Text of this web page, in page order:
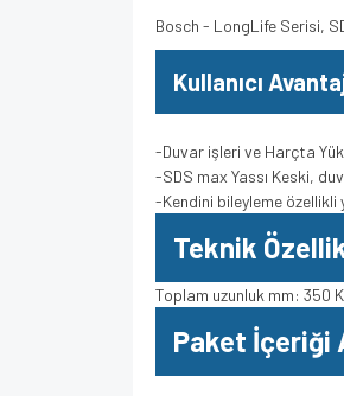
Bosch - LongLife Serisi,
Kullanıcı
-Duvar işleri ve Harçta
-SDS max Yassı Keski,
-Kendini bileyleme özellikli
Teknik
Toplam uzunluk mm: 350
Paket İçeriği